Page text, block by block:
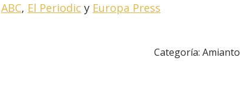
ABC, El Periodic y Europa Press
Categoría: Amianto